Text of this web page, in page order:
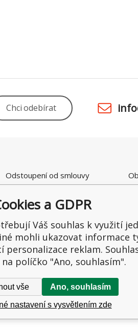
Chciodebírat
Odstoupení od smlouvy
Kamenná prodejna
Reklamace
Recenze
a GDPR
Váš souhlas k využití
mohli ukazovat informace
personalizace reklam.
políčko "Ano, souhlasím".
vše Ano, souhlasím
nastavení s vysvětlením zde